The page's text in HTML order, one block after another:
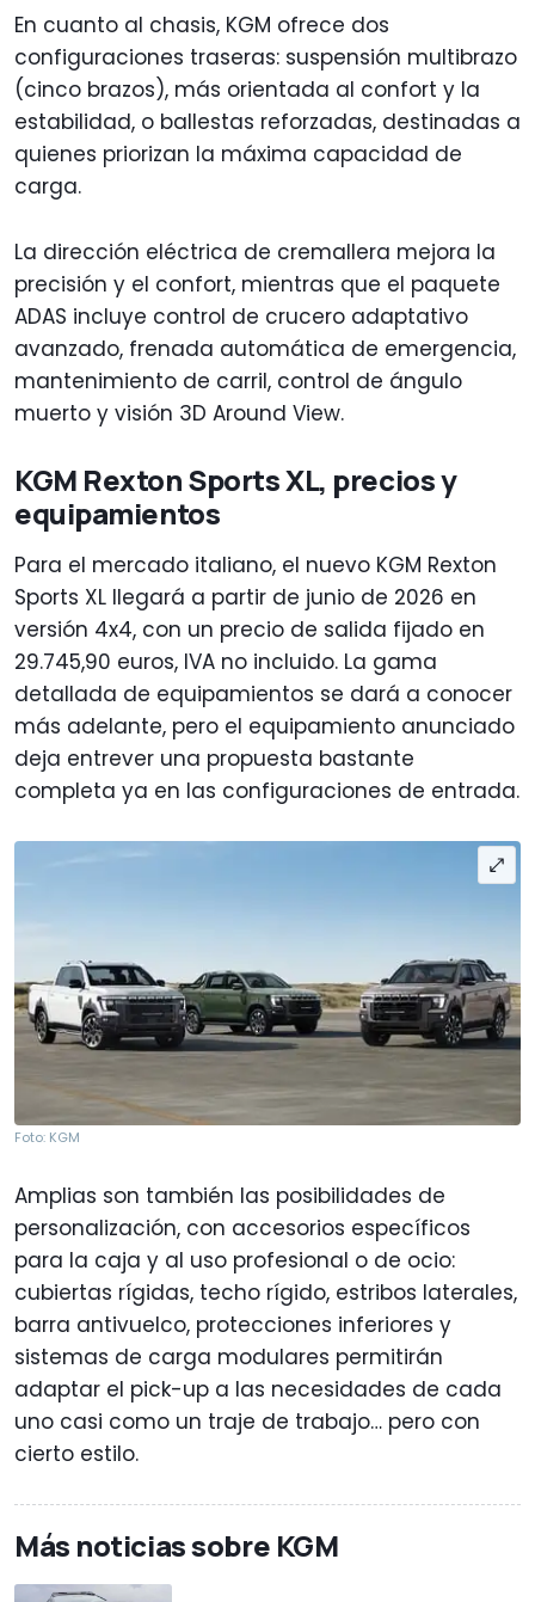
En cuanto al chasis, KGM ofrece dos
configuraciones traseras: suspensión multibrazo
(cinco brazos), más orientada al confort y la
estabilidad, o ballestas reforzadas, destinadas a
quienes priorizan la máxima capacidad de
carga.
La dirección eléctrica de cremallera mejora la
precisión y el confort, mientras que el paquete
ADAS incluye control de crucero adaptativo
avanzado, frenada automática de emergencia,
mantenimiento de carril, control de ángulo
muerto y visión 3D Around View.
KGM Rexton Sports XL, precios y
equipamientos
Para el mercado italiano, el nuevo KGM Rexton
Sports XL llegará a partir de junio de 2026 en
versión 4x4, con un precio de salida fijado en
29.745,90 euros, IVA no incluido. La gama
detallada de equipamientos se dará a conocer
más adelante, pero el equipamiento anunciado
deja entrever una propuesta bastante
completa ya en las configuraciones de entrada.
Foto: KGM
Amplias son también las posibilidades de
personalización, con accesorios específicos
para la caja y al uso profesional o de ocio:
cubiertas rígidas, techo rígido, estribos laterales,
barra antivuelco, protecciones inferiores y
sistemas de carga modulares permitirán
adaptar el pick-up a las necesidades de cada
uno casi como un traje de trabajo… pero con
cierto estilo.
Más noticias sobre KGM